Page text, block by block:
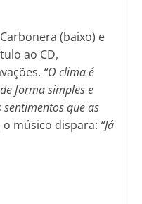
(baixo) e
ao CD,
“O clima é
forma simples e
que as
músico dispara: “Já